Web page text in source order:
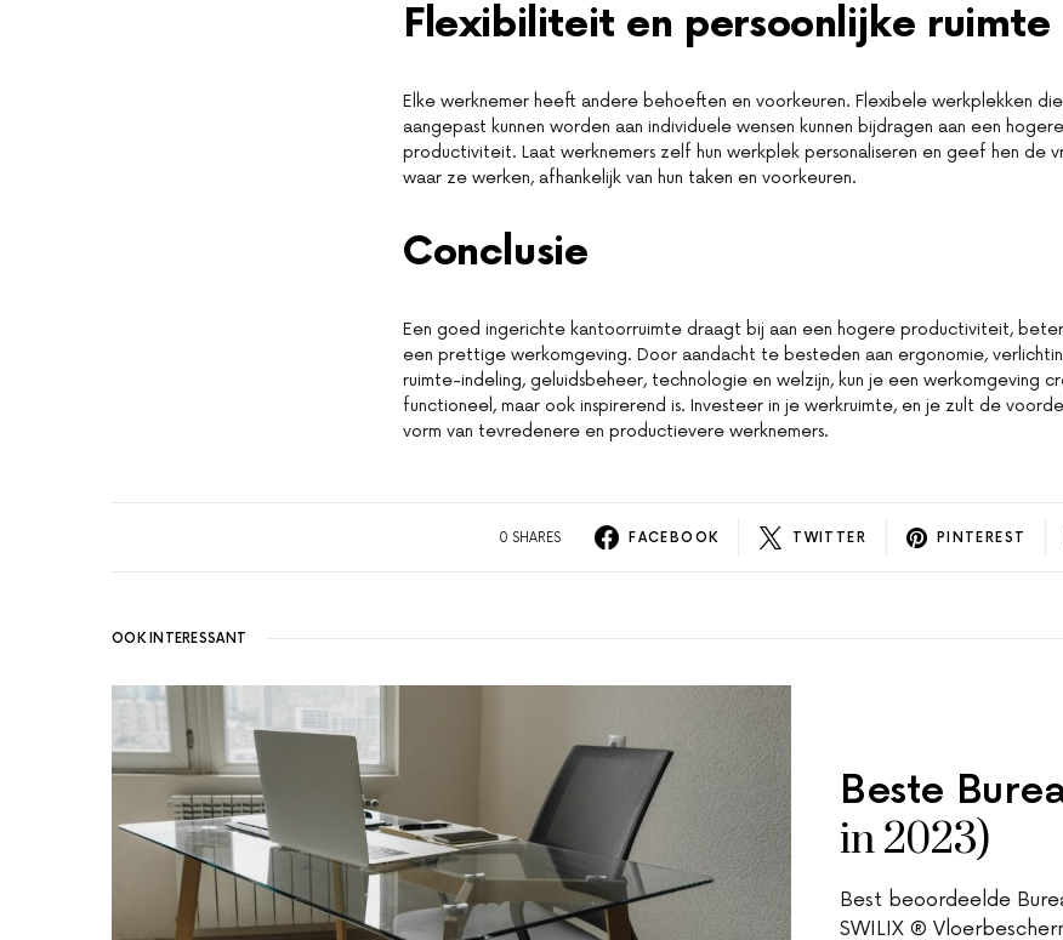
Flexibiliteit en persoonlijke ruimte
Elke werknemer heeft andere behoeften en voorkeuren. Flexibele werkplekken
aangepast kunnen worden aan individuele wensen kunnen bijdragen aan een
productiviteit. Laat werknemers zelf hun werkplek personaliseren en geef hen de
waar ze werken, afhankelijk van hun taken en voorkeuren.
Conclusie
Een goed ingerichte kantoorruimte draagt bij aan een hogere productiviteit,
een prettige werkomgeving. Door aandacht te besteden aan ergonomie,
ruimte-indeling, geluidsbeheer, technologie en welzijn, kun je een werkomgeving
functioneel, maar ook inspirerend is. Investeer in je werkruimte, en je zult de
vorm van tevredenere en productievere werknemers.
0 SHARES FACEBOOK TWITTER PINTEREST
OOK INTERESSANT
Beste
in 2023)
Best beoordeelde
SWILIX ®